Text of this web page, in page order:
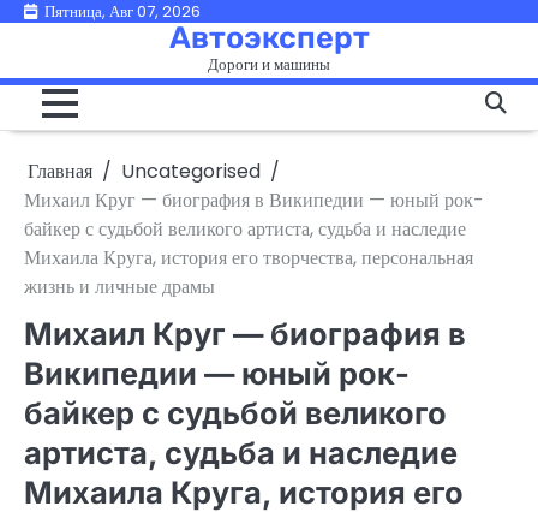
ПерейтиПятница, Авг 07, 2026
Автоэксперт
Дороги и машины
Главная
Uncategorised
Михаил Круг — биография в Википедии — юный рок-
байкер с судьбой великого артиста, судьба и наследие
Михаила Круга, история его творчества, персональная
жизнь и личные драмы
Михаил Круг — биография в
Википедии — юный рок-
байкер с судьбой великого
артиста, судьба и наследие
Михаила Круга, история его